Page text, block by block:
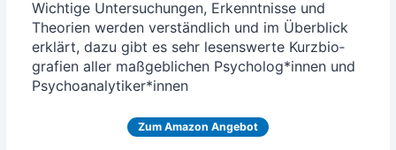
Wich­ti­ge Unter­su­chun­gen, Erkennt­nis­se und
Theo­rien wer­den ver­ständ­lich und im Über­blick
erklärt, dazu gibt es sehr lesens­wer­te Kurz­bio­
gra­fien aller maß­geb­li­chen Psycholog*innen und
Psychoanalytiker*innen
Zum Ama­zon Angebot